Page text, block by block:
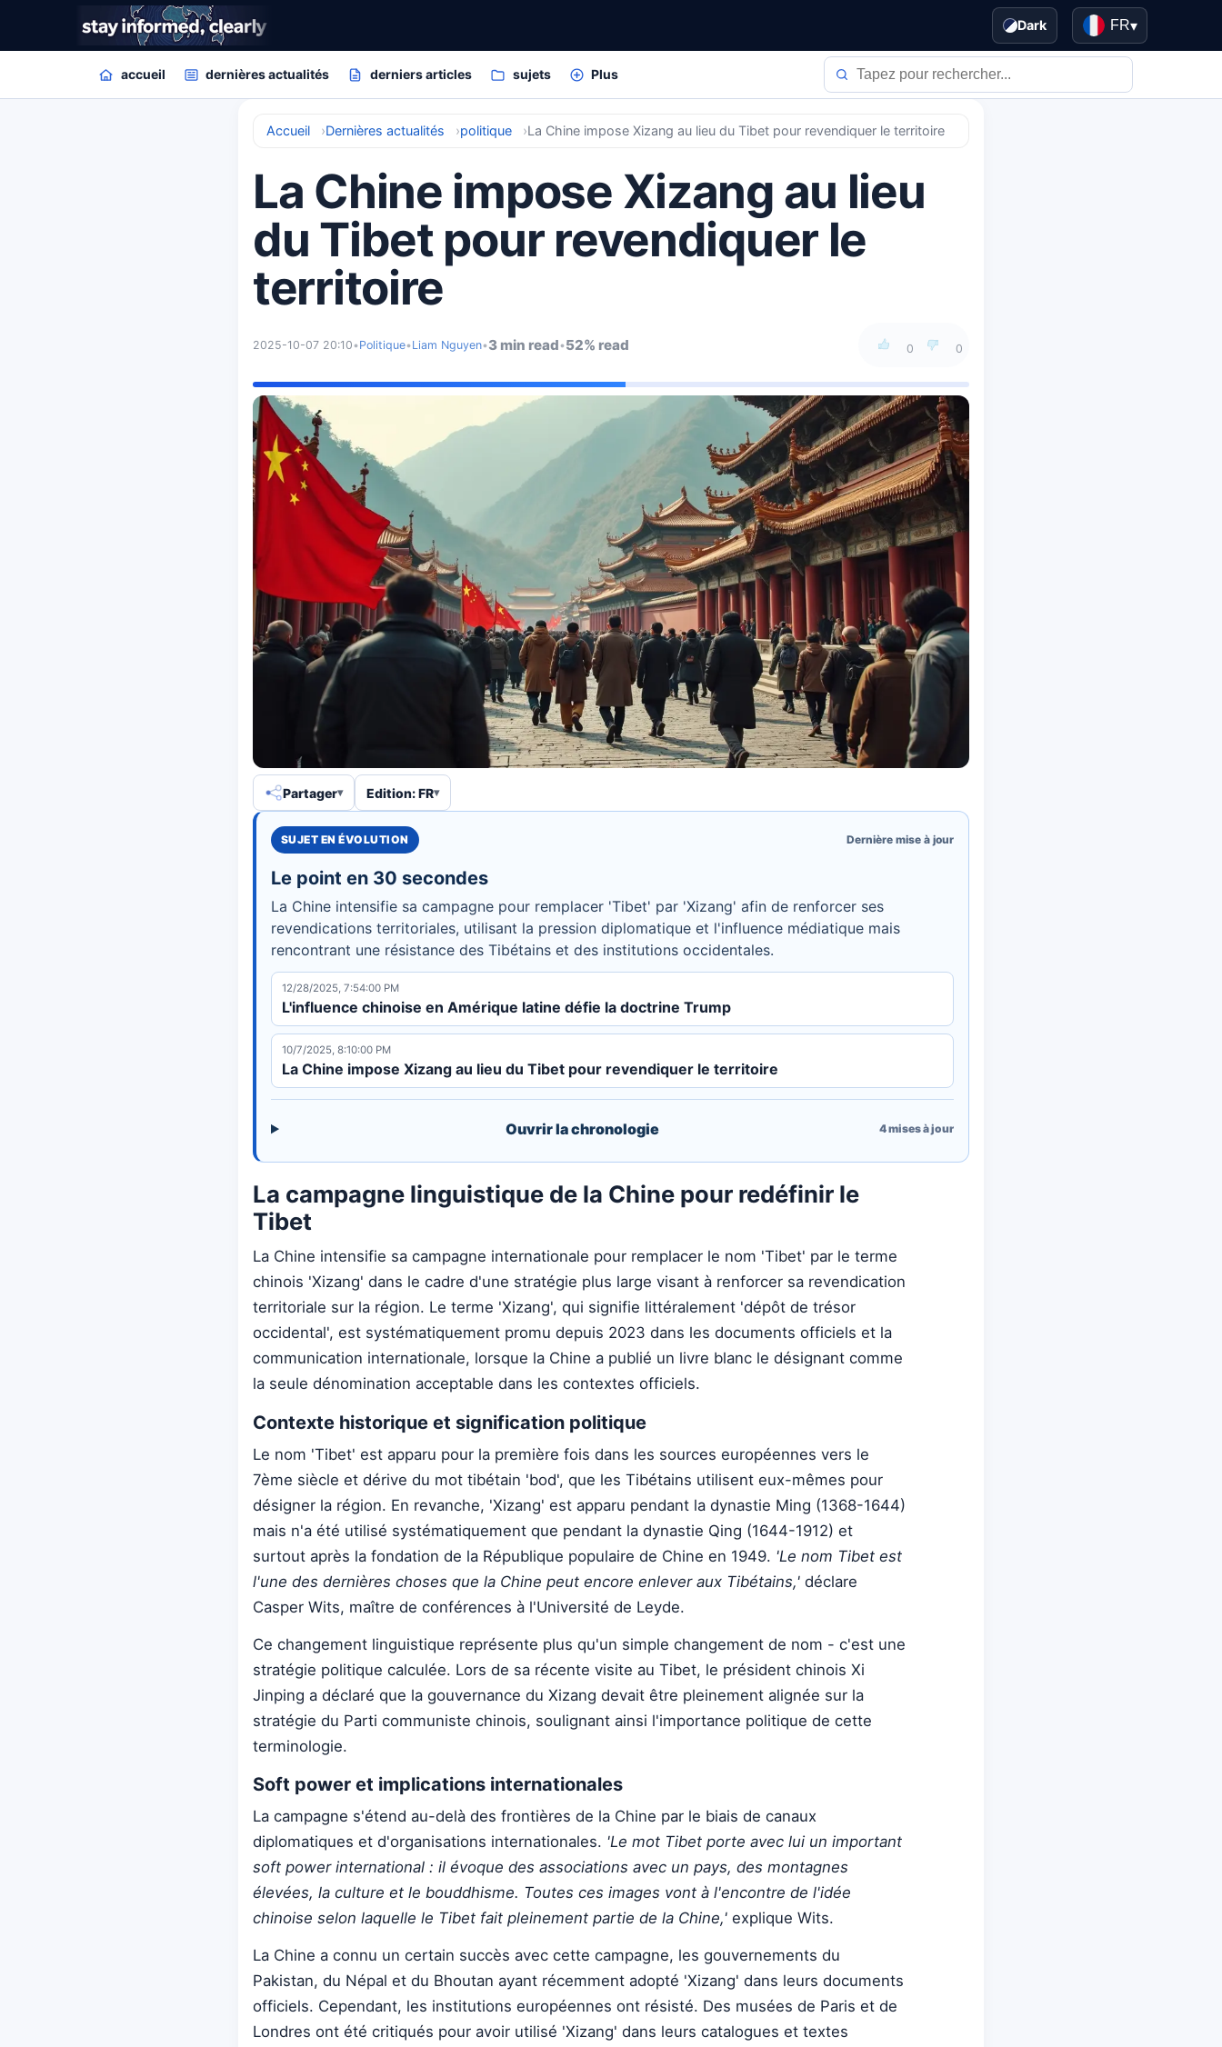
Dark FR▾
accueil dernières actualités derniers articles sujets Plus
Accueil Dernières actualités politique La Chine impose Xizang au lieu du Tibet pour revendiquer le territoire
La Chine impose Xizang au lieu
du Tibet pour revendiquer le
territoire
0 0
2025-10-07 20:10•Politique•Liam Nguyen•3 min read•52% read
Partager Edition: FR
SUJET EN ÉVOLUTION Dernière mise à jour
Le point en 30 secondes
La Chine intensifie sa campagne pour remplacer 'Tibet' par 'Xizang' afin de renforcer ses
revendications territoriales, utilisant la pression diplomatique et l'influence médiatique mais
rencontrant une résistance des Tibétains et des institutions occidentales.
12/28/2025, 7:54:00 PM
L'influence chinoise en Amérique latine défie la doctrine Trump
10/7/2025, 8:10:00 PM
La Chine impose Xizang au lieu du Tibet pour revendiquer le territoire
Ouvrir la chronologie 4mises à jour
La campagne linguistique de la Chine pour redéfinir le
Tibet
La Chine intensifie sa campagne internationale pour remplacer le nom 'Tibet' par le terme
chinois 'Xizang' dans le cadre d'une stratégie plus large visant à renforcer sa revendication
territoriale sur la région. Le terme 'Xizang', qui signifie littéralement 'dépôt de trésor
occidental', est systématiquement promu depuis 2023 dans les documents officiels et la
communication internationale, lorsque la Chine a publié un livre blanc le désignant comme
la seule dénomination acceptable dans les contextes officiels.
Contexte historique et signification politique
Le nom 'Tibet' est apparu pour la première fois dans les sources européennes vers le
7ème siècle et dérive du mot tibétain 'bod', que les Tibétains utilisent eux-mêmes pour
désigner la région. En revanche, 'Xizang' est apparu pendant la dynastie Ming (1368-1644)
mais n'a été utilisé systématiquement que pendant la dynastie Qing (1644-1912) et
surtout après la fondation de la République populaire de Chine en 1949. 'Le nom Tibet est
l'une des dernières choses que la Chine peut encore enlever aux Tibétains,' déclare
Casper Wits, maître de conférences à l'Université de Leyde.
Ce changement linguistique représente plus qu'un simple changement de nom - c'est une
stratégie politique calculée. Lors de sa récente visite au Tibet, le président chinois Xi
Jinping a déclaré que la gouvernance du Xizang devait être pleinement alignée sur la
stratégie du Parti communiste chinois, soulignant ainsi l'importance politique de cette
terminologie.
Soft power et implications internationales
La campagne s'étend au-delà des frontières de la Chine par le biais de canaux
diplomatiques et d'organisations internationales. 'Le mot Tibet porte avec lui un important
soft power international : il évoque des associations avec un pays, des montagnes
élevées, la culture et le bouddhisme. Toutes ces images vont à l'encontre de l'idée
chinoise selon laquelle le Tibet fait pleinement partie de la Chine,' explique Wits.
La Chine a connu un certain succès avec cette campagne, les gouvernements du
Pakistan, du Népal et du Bhoutan ayant récemment adopté 'Xizang' dans leurs documents
officiels. Cependant, les institutions européennes ont résisté. Des musées de Paris et de
Londres ont été critiqués pour avoir utilisé 'Xizang' dans leurs catalogues et textes